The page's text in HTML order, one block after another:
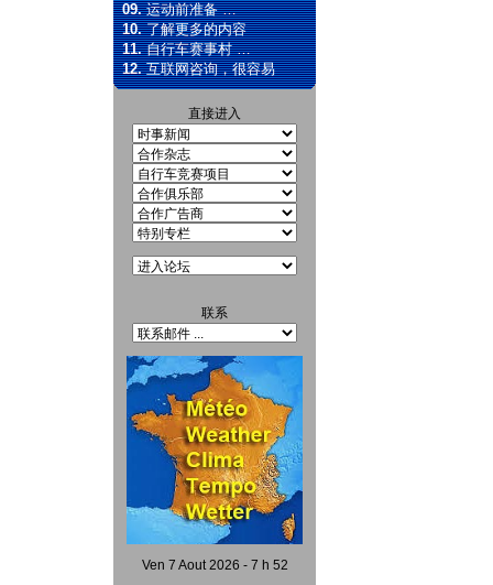
09.运动前准备 …
10.了解更多的内容
11.自行车赛事村 …
12.互联网咨询，很容易
直接进入
联系
Ven 7 Aout 2026 - 7 h 52